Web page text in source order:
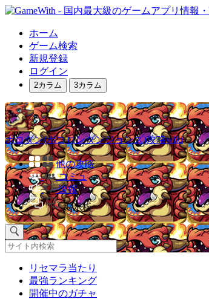
ホーム
ゲーム検索
新規登録
ログイン
2カラム 3カラム
ポコダン(ポコロンダンジョンズ)攻略wiki
他の攻略
コミュ
速報
掲示板
リセマラ当たり
最強ランキング
開催中のガチャ